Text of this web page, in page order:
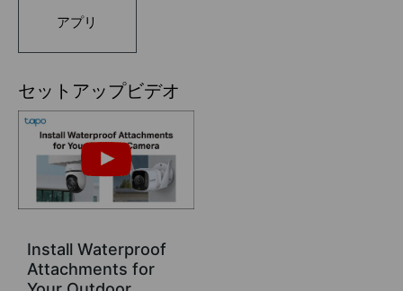
アプリ
セットアップビデオ
Install Waterproof
Attachments for